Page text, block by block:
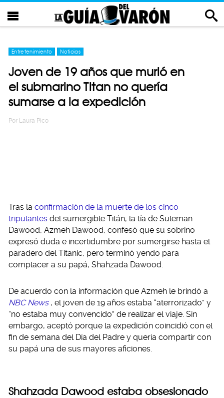
Entretenimiento Noticias
Joven de 19 años que murió en
el submarino Titan no quería
sumarse a la expedición
Por Laura Pico
Tras la confirmación de la muerte de los cinco
tripulantes del sumergible Titán, la tía de Suleman
Dawood, Azmeh Dawood, confesó que su sobrino
expresó duda e incertidumbre por sumergirse hasta el
paradero del Titanic, pero terminó yendo para
complacer a su papá, Shahzada Dawood.
De acuerdo con la información que Azmeh le brindó a
NBC News , el joven de 19 años estaba “aterrorizado” y
“no estaba muy convencido” de realizar el viaje. Sin
embargo, aceptó porque la expedición coincidió con el
fin de semana del Día del Padre y quería compartir con
su papá una de sus mayores aficiones.
Shahzada Dawood estaba obsesionado